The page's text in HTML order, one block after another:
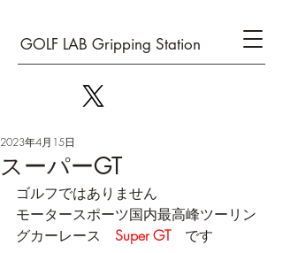
GOLF LAB Gripping Station
スーパーGT
2023年4月15日
ゴルフではありません
モータースポーツ国内最高峰ツーリン
グカーレース Super GT です